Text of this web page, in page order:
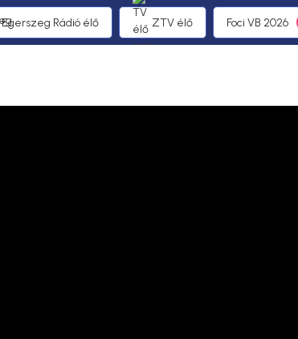
Egerszeg Rádió élő ZTV élő Foci VB 2026